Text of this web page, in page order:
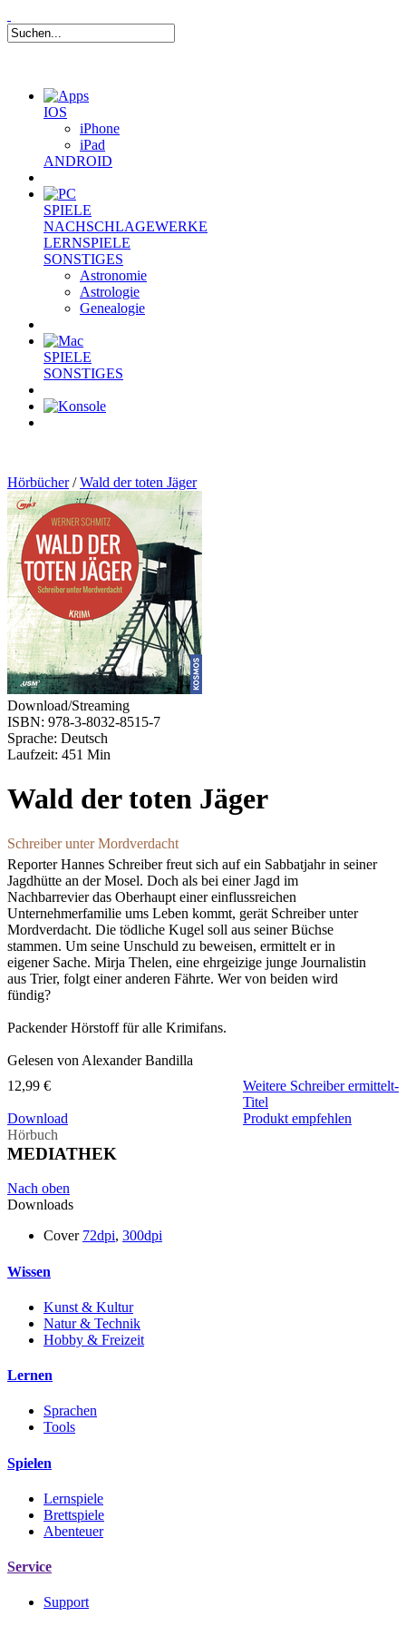
IOS
iPhone
iPad
ANDROID
SPIELE
NACHSCHLAGEWERKE
LERNSPIELE
SONSTIGES
Astronomie
Astrologie
Genealogie
SPIELE
SONSTIGES
Hörbücher/Wald der toten Jäger
Download/Streaming
ISBN: 978-3-8032-8515-7
Sprache: Deutsch
Laufzeit: 451 Min
Wald der toten Jäger
Schreiber unter Mordverdacht
Reporter Hannes Schreiber freut sich auf ein Sabbatjahr in seiner
Jagdhütte an der Mosel. Doch als bei einer Jagd im
Nachbarrevier das Oberhaupt einer einflussreichen
Unternehmerfamilie ums Leben kommt, gerät Schreiber unter
Mordverdacht. Die tödliche Kugel soll aus seiner Büchse
stammen. Um seine Unschuld zu beweisen, ermittelt er in
eigener Sache. Mirja Thelen, eine ehrgeizige junge Journalistin
aus Trier, folgt einer anderen Fährte. Wer von beiden wird
fündig?
Packender Hörstoff für alle Krimifans.
Gelesen von Alexander Bandilla
12,99 €
Download
Hörbuch
Weitere Schreiber ermittelt-
Titel
Produkt empfehlen
MEDIATHEK
Nach oben
Downloads
Cover 72dpi, 300dpi
Wissen
Kunst & Kultur
Natur & Technik
Hobby & Freizeit
Lernen
Sprachen
Tools
Spielen
Lernspiele
Brettspiele
Abenteuer
Service
Support